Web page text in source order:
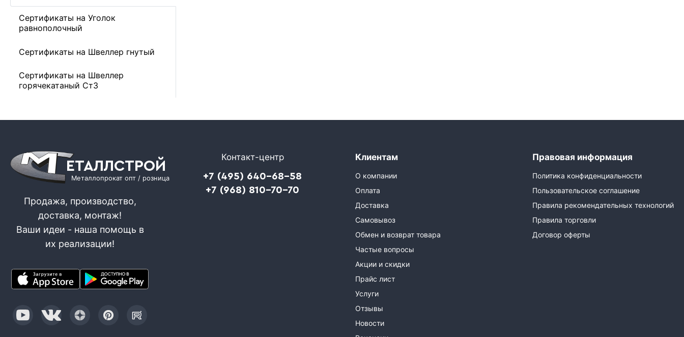
Сертификаты на Уголок
равнополочный
Сертификаты на Швеллер гнутый
Сертификаты на Швеллер
горячекатаный Ст3
ЕТАЛЛСТРОЙ
Металлопрокат опт / розница
Продажа, производство,
доставка, монтаж!
Ваши идеи - наша помощь в
их реализации!
Контакт-центр
+7 (495) 640-68-58
+7 (968) 810-70-70
Клиентам
О компании
Оплата
Доставка
Самовывоз
Обмен и возврат товара
Частые вопросы
Акции и скидки
Прайс лист
Услуги
Отзывы
Новости
Правовая информация
Политика конфиденциальности
Пользовательское соглашение
Правила рекомендательных технологий
Правила торговли
Договор оферты